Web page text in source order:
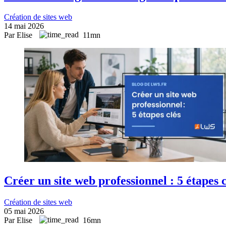
Création de sites web
14 mai 2026
Par Elise
11mn
Créer un site web professionnel : 5 étapes
Création de sites web
05 mai 2026
Par Elise
16mn